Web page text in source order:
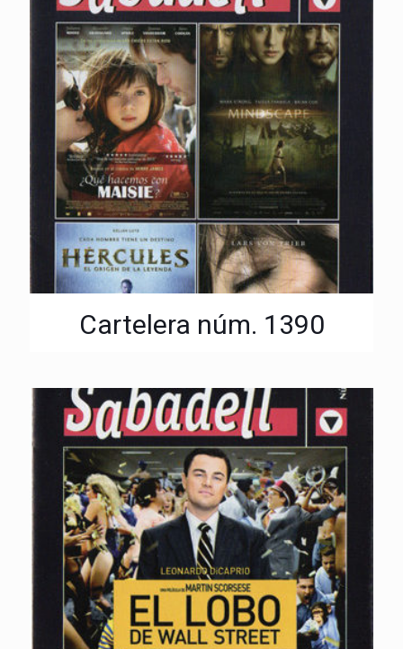
Cartelera núm. 1390